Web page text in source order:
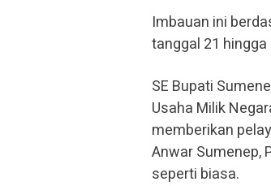
Imbauan ini
tanggal 21
SE Bupati
Usaha Milik
memberikan
Anwar Sumenep,
seperti biasa.